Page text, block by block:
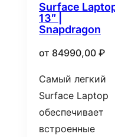
Surface
13″ |
Snapdragon
от 84990,00 ₽
Самый легкий
Surface Laptop
обеспечивает
встроенные